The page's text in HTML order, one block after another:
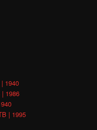
1940
1986
| 1995